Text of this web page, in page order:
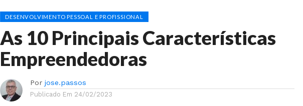
VIDA E ALCANÇAR SEU POTENCIAL
DESENVOLVIMENTO PESSOAL E PROFISSIONAL
As 10 Principais Características
Empreendedoras
Por jose.passos
Publicado Em 24/02/2023